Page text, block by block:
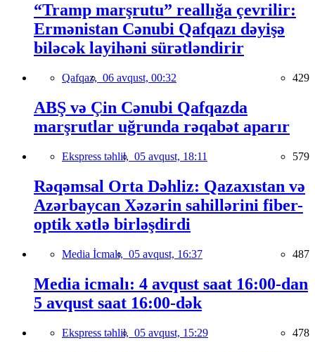
“Tramp marşrutu” reallığa çevrilir:
Ermənistan Cənubi Qafqazı dəyişə
biləcək layihəni sürətləndirir
Qafqaz, 06 avqust, 00:32 429
ABŞ və Çin Cənubi Qafqazda
marşrutlar uğrunda rəqabət aparır
Ekspress təhlil, 05 avqust, 18:11 579
Rəqəmsal Orta Dəhliz: Qazaxıstan və
Azərbaycan Xəzərin sahillərini fiber-
optik xətlə birləşdirdi
Media İcmalı, 05 avqust, 16:37 487
Media icmalı: 4 avqust saat 16:00-dan
5 avqust saat 16:00-dək
Ekspress təhlil, 05 avqust, 15:29 478